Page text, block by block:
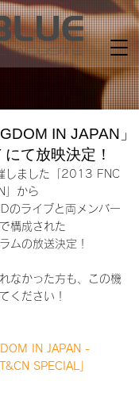
IN JAPAN」
て放映決定！
しました「2013 FNC
」から
のライブと両メンバー
構成された
ムの放送決定！
なかった方も、この機
ください！
IN JAPAN -
SPECIAL」